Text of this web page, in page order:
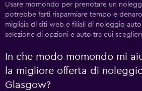
Usare momondo per prenotare un
potrebbe farti risparmiare tempo e
migliaia di siti web e filiali di noleggio
selezione di opzioni e auto tra cui
In che modo momondo mi
la migliore offerta di
Glasgow?